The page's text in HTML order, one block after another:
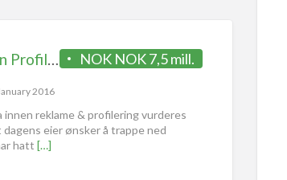
NOK NOK 7,5 mill.
Veldrevet firma innen Profil & Reklame vurderes solgt
2016
reklame & profilering vurderes
eier ønsker å trappe ned
hatt […]